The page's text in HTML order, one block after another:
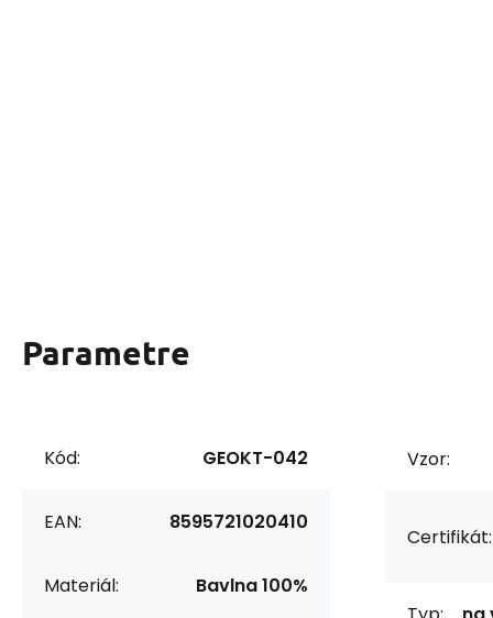
Parametre
Kód: GEOKT-042
EAN: 8595721020410
Materiál: Bavlna 100%
Vzor:
Certifikát: